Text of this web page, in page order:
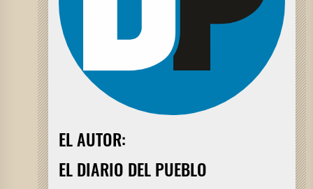
EL AUTOR:
EL DIARIO DEL PUEBLO